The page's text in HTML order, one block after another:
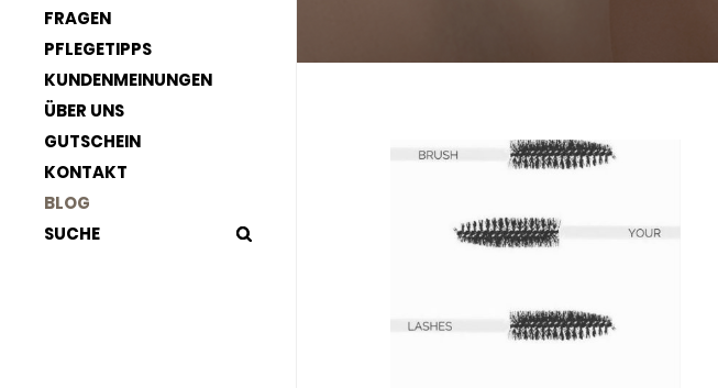
FRAGEN
PFLEGETIPPS
KUNDENMEINUNGEN
ÜBER UNS
GUTSCHEIN
KONTAKT
BLOG
SUCHE